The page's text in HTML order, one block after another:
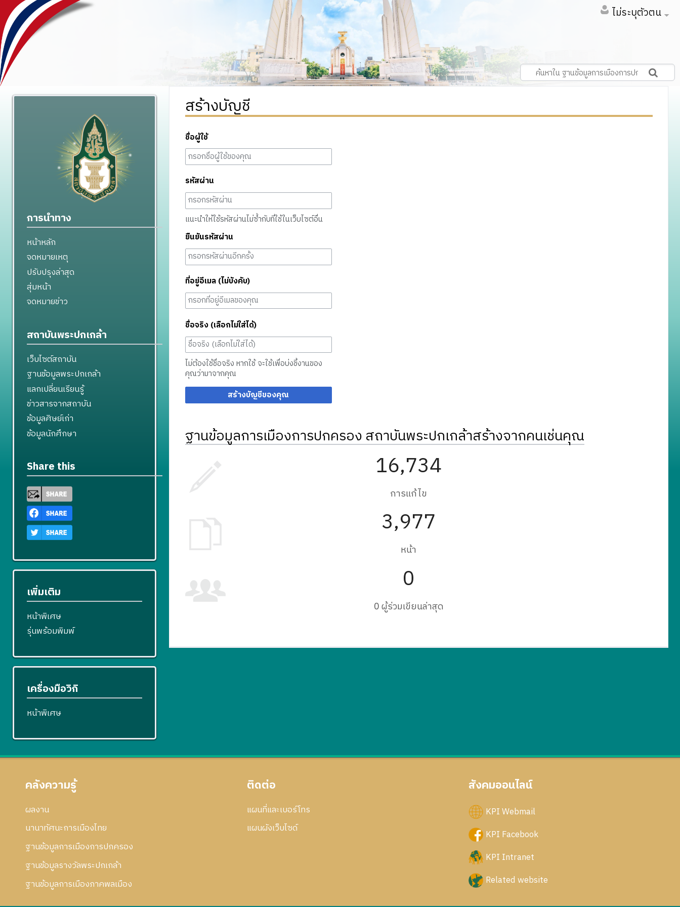
ไม่ระบุตัวตน
สร้างบัญชี
ชื่อผู้ใช้
รหัสผ่าน
แนะนำให้ใช้รหัสผ่านไม่ซ้ำกับที่ใช้ในเว็บไซต์อื่น
ยืนยันรหัสผ่าน
ที่อยู่อีเมล (ไม่บังคับ)
ชื่อจริง (เลือกไม่ใส่ได้)
ไม่ต้องใช้ชื่อจริง หากใช้ จะใช้เพื่อบ่งชี้งานของ
คุณว่ามาจากคุณ
สร้างบัญชีของคุณ
ฐานข้อมูลการเมืองการปกครอง สถาบันพระปกเกล้าสร้างจากคนเช่นคุณ
16,734
การแก้ไข
3,977
หน้า
0
0 ผู้ร่วมเขียนล่าสุด
การนำทาง
หน้าหลัก
จดหมายเหตุ
ปรับปรุงล่าสุด
สุ่มหน้า
จดหมายข่าว
สถาบันพระปกเกล้า
เว็บไซต์สถาบัน
ฐานข้อมูลพระปกเกล้า
แลกเปลี่ยนเรียนรู้
ข่าวสารจากสถาบัน
ข้อมูลศิษย์เก่า
ข้อมูลนักศึกษา
Share this
เพิ่มเติม
หน้าพิเศษ
รุ่นพร้อมพิมพ์
เครื่องมือวิกิ
หน้าพิเศษ
คลังความรู้
ผลงาน
นานาทัศนะการเมืองไทย
ฐานข้อมูลการเมืองการปกครอง
ฐานข้อมูลรางวัลพระปกเกล้า
ฐานข้อมูลการเมืองภาคพลเมือง
ติดต่อ
แผนที่และเบอร์โทร
แผนผังเว็บไซด์
สังคมออนไลน์
KPI Webmail
KPI Facebook
KPI Intranet
Related website